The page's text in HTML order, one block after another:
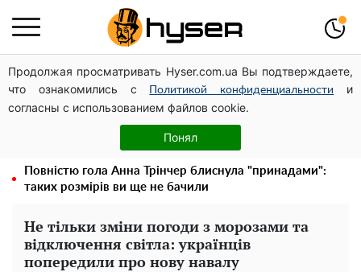
Продолжая просматривать Hyser.com.ua Вы подтверждаете,
что ознакомились с
Политикой конфиденциальности
и
согласны с использованием файлов cookie.
Понял
Українська авіатранспортна асоціація звернулася до
Мінфіну із закликом уніфікувати оподаткування
авіалізингу
Гола Олена Тополя у цікавих позах змусила відвисати
щелепи: злив відео – було лише початком
Повністю гола Анна Трінчер блиснула "принадами":
таких розмірів ви ще не бачили
Не тільки зміни погоди з морозами та
відключення світла: українців
попередили про нову навалу